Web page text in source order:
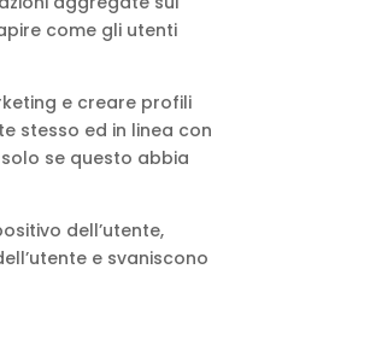
come gli utenti
e creare profili
stesso ed in linea con
se questo abbia
dell’utente,
e svaniscono